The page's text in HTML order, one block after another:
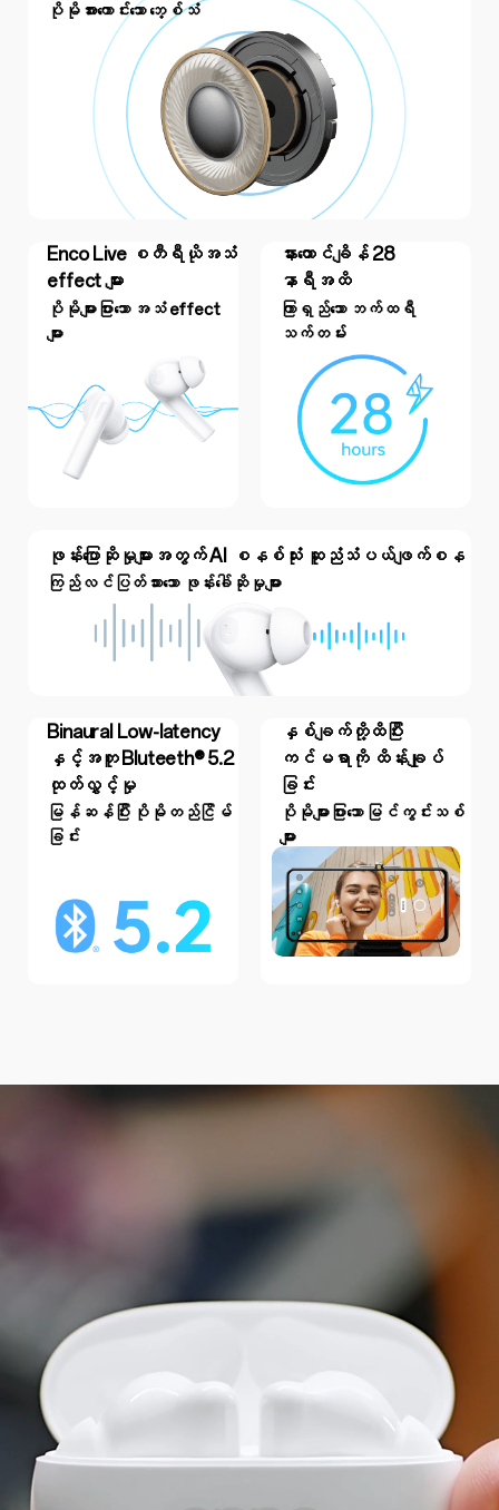
ပိုမိုအားကောင်းသော ဘေ့စ်သံ
Enco Live စတီရီယိုအသံ
effect များ
ပိုမိုများပြားသော အသံ effect
များ
နားထောင်ချိန် 28
နာရီအထိ
ကြာရှည်သော ဘက်ထရီ
သက်တမ်း
ဖုန်းပြောဆိုမှုများအတွက် AI စနစ်သုံး ဆူညံသံပယ်ဖျက်စနစ်
ကြည်လင်ပြတ်သားသော ဖုန်းခေါ်ဆိုမှုများ
Binaural Low-latency
နှင့်အတူ Bluteeth® 5.2
ထုတ်လွှင့်မှု
မြန်ဆန်ပြီး ပိုမိုတည်ငြိမ်
ခြင်း
နှစ်ချက်တို့ထိပြီး
ကင်မရာကို ထိန်းချုပ်
ခြင်း
ပိုမိုများပြားသော မြင်ကွင်းသစ်
များ